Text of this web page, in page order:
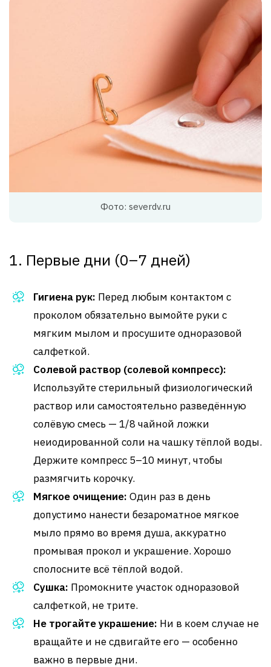
Фото: severdv.ru
1. Первые дни (0–7 дней)
Гигиена рук: Перед любым контактом с
проколом обязательно вымойте руки с
мягким мылом и просушите одноразовой
салфеткой.
Солевой раствор (солевой компресс):
Используйте стерильный физиологический
раствор или самостоятельно разведённую
солёвую смесь — 1/8 чайной ложки
неиодированной соли на чашку тёплой воды.
Держите компресс 5–10 минут, чтобы
размягчить корочку.
Мягкое очищение: Один раз в день
допустимо нанести безароматное мягкое
мыло прямо во время душа, аккуратно
промывая прокол и украшение. Хорошо
сполосните всё тёплой водой.
Сушка: Промокните участок одноразовой
салфеткой, не трите.
Не трогайте украшение: Ни в коем случае не
вращайте и не сдвигайте его — особенно
важно в первые дни.